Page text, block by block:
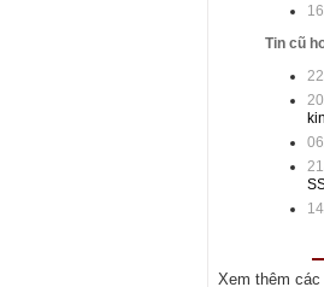
Tin cũ
Xem thêm